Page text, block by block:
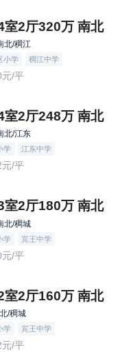
室2厅320万 南北
北/稠江
小学 稠江中学
/平
室2厅248万 南北
北/江东
学 江东中学
/平
室2厅180万 南北
北/稠城
学 宾王中学
/平
室2厅160万 南北
/稠城
学 宾王中学
/平